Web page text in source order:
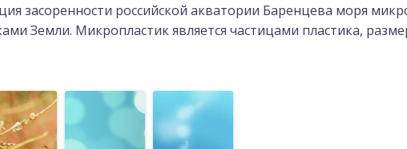
засоренности российской акватории Баренцева моря
Земли. Микропластик является частицами пластика,